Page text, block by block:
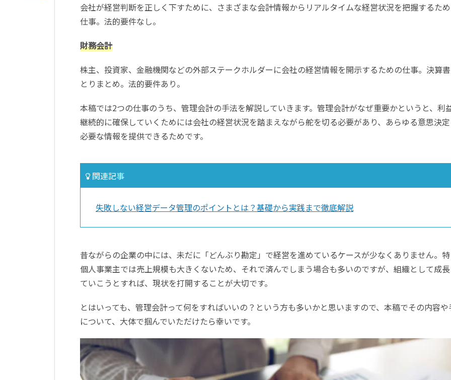
会社が経営判断を正しく下すために、さまざまな会計情報からリアルタイムな経営状況を把握するた
仕事。法的要件なし。
財務会計
株主、投資家、金融機関などの外部ステークホルダーに会社の経営情報を開示するための仕事。決算
とりまとめ。法的要件あり。
本稿では2つの仕事のうち、管理会計の手法を解説していきます。管理会計がなぜ重要かというと、利
継続的に確保していくためには会社の経営状況を踏まえながら舵を切る必要があり、あらゆる意思決
必要な情報を提供できるためです。
関連記事
失敗しない経営データ管理のポイントとは？基礎から実践まで徹底解説
昔ながらの企業の中には、未だに「どんぶり勘定」で経営を進めているケースが少なくありません。
個人事業主では売上規模も大きくないため、それで済んでしまう場合も多いのですが、組織として成
ていこうとすれば、現状を打開することが大切です。
とはいっても、管理会計って何をすればいいの？という方も多いかと思いますので、本稿でその内容や
について、大体で掴んでいただけたら幸いです。